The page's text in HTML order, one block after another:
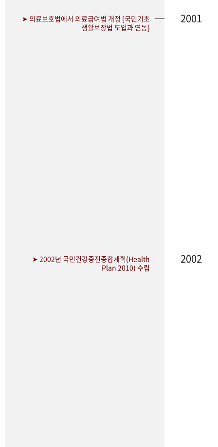
➤ 의료보호법에서 의료급여법 개정 [국민기초
생활보장법 도입과 연동]
2001
➤ 2002년 국민건강증진종합계획(Health
Plan 2010) 수립
2002